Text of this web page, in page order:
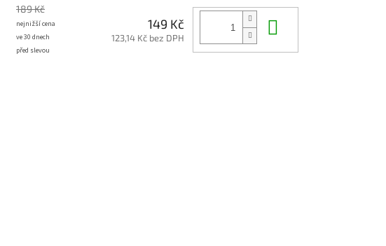
189 Kč
149 Kč
123,14 Kč bez DPH